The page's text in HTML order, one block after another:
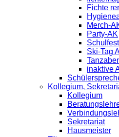
Fichte
Merch-
Party-AK
Ski-Tag
inaktive
Kollegium,
Kollegium
Sekretariat
Hausmeister